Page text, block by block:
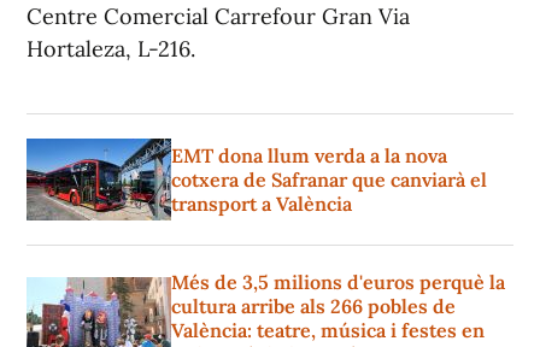
Centre Comercial Carrefour Gran Via
Hortaleza, L-216.
EMT dona llum verda a la nova
cotxera de Safranar que canviarà el
transport a València
Més de 3,5 milions d'euros perquè la
cultura arribe als 266 pobles de
València: teatre, música i festes en